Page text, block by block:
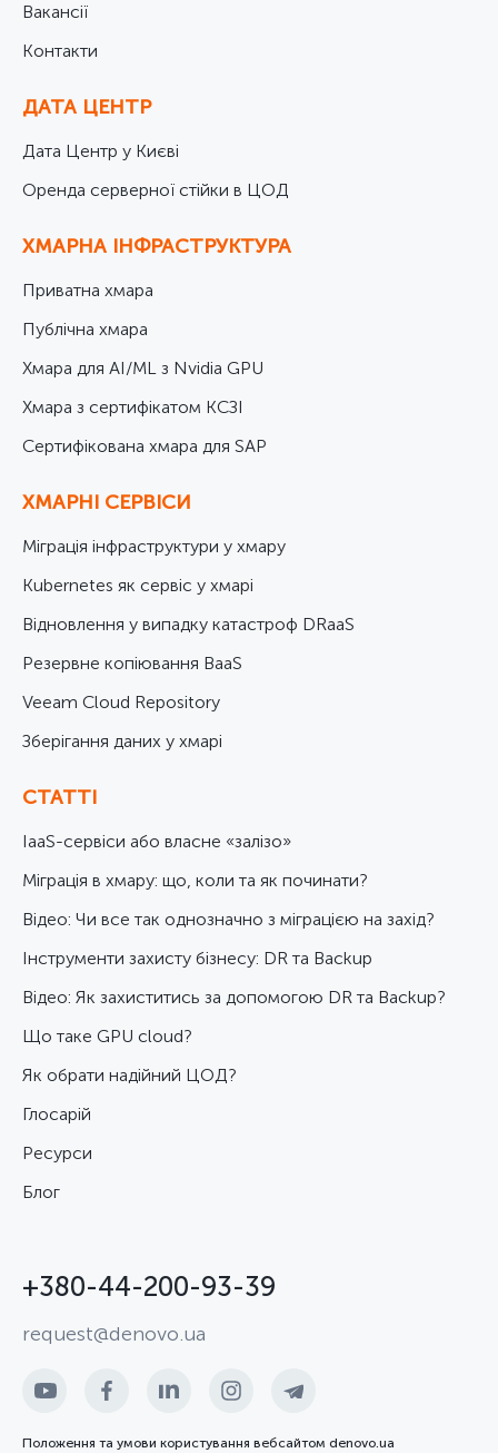
Вакансії
Контакти
ДАТА ЦЕНТР
Дата Центр у Києві
Оренда серверної стійки в ЦОД
ХМАРНА ІНФРАСТРУКТУРА
Приватна хмара
Публічна хмара
Хмара для AI/ML з Nvidia GPU
Хмара з сертифікатом КСЗІ
Cертифікована хмара для SAP
ХМАРНІ СЕРВІСИ
Міграція інфраструктури у хмару
Kubernetes як сервіс у хмарі
Відновлення у випадку катастроф DRaaS
Резервне копіювання BaaS
Veeam Cloud Repository
Зберігання даних у хмарі
СТАТТІ
IaaS-сервіси або власне «залізо»
Міграція в хмару: що, коли та як починати?
Відео: Чи все так однозначно з міграцією на захід?
Інструменти захисту бізнесу: DR та Backup
Відео: Як захиститись за допомогою DR та Backup?
Що таке GPU cloud?
Як обрати надійний ЦОД?
Глосарій
Ресурси
Блог
+380-44-200-93-39
request@denovo.ua
Положення та умови користування вебсайтом denovo.ua